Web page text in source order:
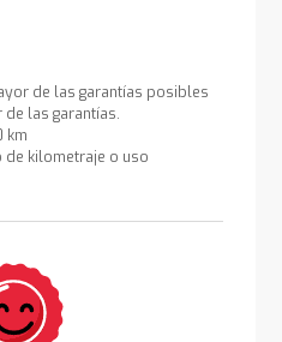
de las garantías posibles
de las garantías.
km
kilometraje o uso